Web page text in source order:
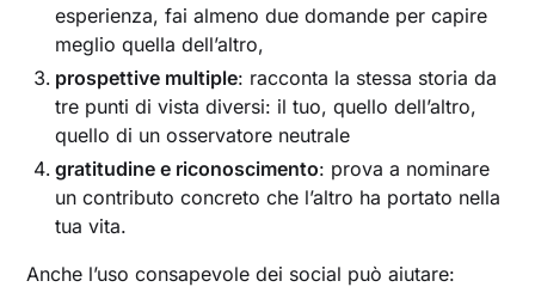
esperienza, fai almeno due domande per capire
meglio quella dell’altro,
prospettive multiple: racconta la stessa storia da
tre punti di vista diversi: il tuo, quello dell’altro,
quello di un osservatore neutrale
gratitudine e riconoscimento: prova a nominare
un contributo concreto che l’altro ha portato nella
tua vita.
Anche l’uso consapevole dei social può aiutare: